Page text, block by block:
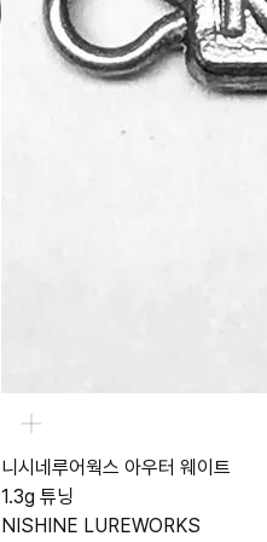
니시네루어웍스 아우터 웨이트
1.3g 튜닝
NISHINE LUREWORKS